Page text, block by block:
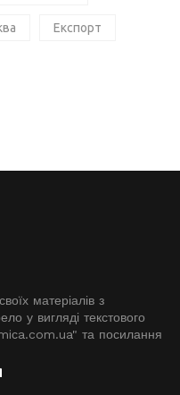
Експорт
матеріалів з
у вигляді текстового
та посилання